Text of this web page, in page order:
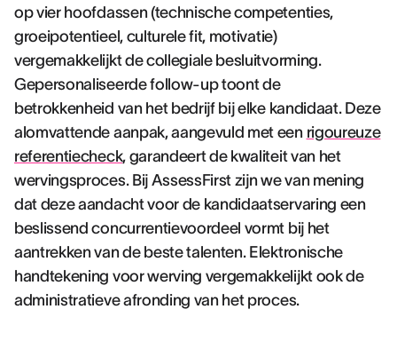
op vier hoofdassen (technische competenties,
groeipotentieel, culturele fit, motivatie)
vergemakkelijkt de collegiale besluitvorming.
Gepersonaliseerde follow-up toont de
betrokkenheid van het bedrijf bij elke kandidaat. Deze
alomvattende aanpak, aangevuld met een rigoureuze
referentiecheck, garandeert de kwaliteit van het
wervingsproces. Bij AssessFirst zijn we van mening
dat deze aandacht voor de kandidaatservaring een
beslissend concurrentievoordeel vormt bij het
aantrekken van de beste talenten. Elektronische
handtekening voor werving vergemakkelijkt ook de
administratieve afronding van het proces.